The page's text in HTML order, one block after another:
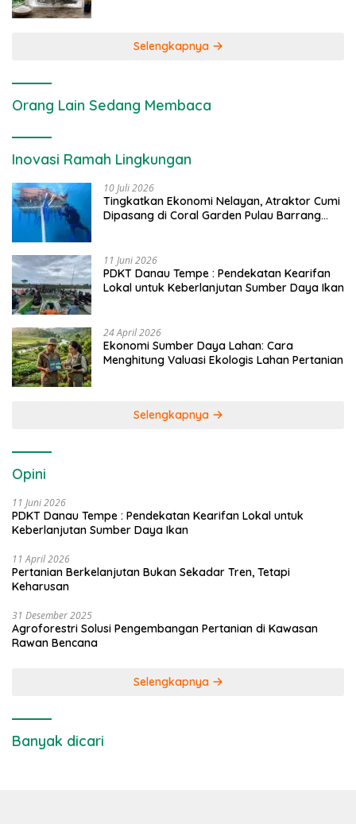
Selengkapnya
Orang Lain Sedang Membaca
Inovasi Ramah Lingkungan
10 Juli 2026
Tingkatkan Ekonomi Nelayan, Atraktor Cumi
Dipasang di Coral Garden Pulau Barrang
11 Juni 2026
PDKT Danau Tempe : Pendekatan Kearifan
Lokal untuk Keberlanjutan Sumber Daya Ikan
24 April 2026
Ekonomi Sumber Daya Lahan: Cara
Menghitung Valuasi Ekologis Lahan Pertanian
Selengkapnya
Opini
11 Juni 2026
PDKT Danau Tempe : Pendekatan Kearifan Lokal untuk
Keberlanjutan Sumber Daya Ikan
11 April 2026
Pertanian Berkelanjutan Bukan Sekadar Tren, Tetapi
Keharusan
31 Desember 2025
Agroforestri Solusi Pengembangan Pertanian di Kawasan
Rawan Bencana
Selengkapnya
Banyak dicari